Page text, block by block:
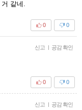
같네.
0
0
신고 | 공감 확인
0
0
신고 | 공감 확인